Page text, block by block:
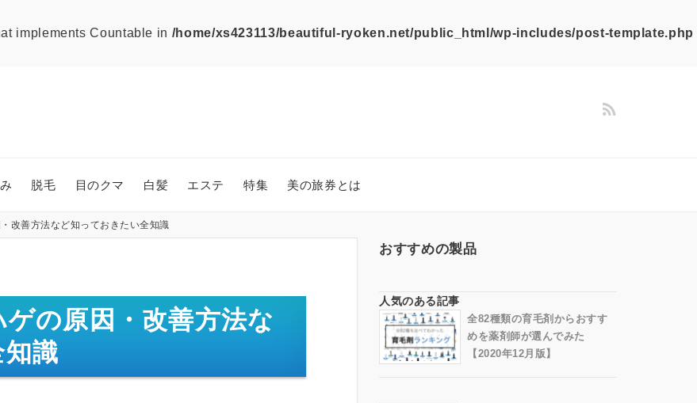
implements Countable in /home/xs423113/beautiful-ryoken.net/public_html/wp-includes/post-template.php
脱毛 目のクマ 白髪 エステ 特集 美の旅券とは
改善方法など知っておきたい全知識
の原因・改善方法な
識
おすすめの製品
人気のある記事
全82種類の育毛剤からおすす
めを薬剤師が選んでみた
【2020年12月版】